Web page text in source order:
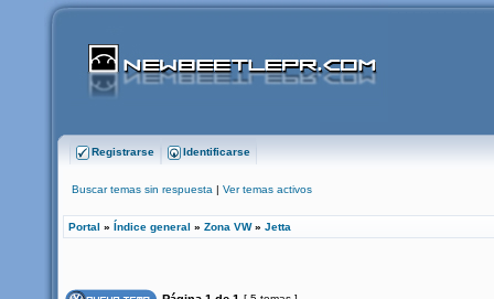
Registrarse Identificarse
Buscar temas sin respuesta | Ver temas activos
Portal » Índice general » Zona VW» Jetta